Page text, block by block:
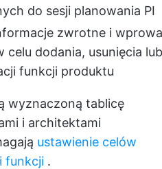
do sesji planowania PI
zwrotne i
celu dodania, usunięcia lub
funkcji produktu
wyznaczoną tablicę
i architektami
ustawienie celów
funkcji .